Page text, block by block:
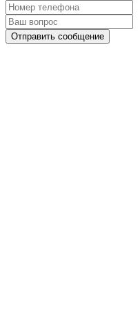
Отправить сообщение